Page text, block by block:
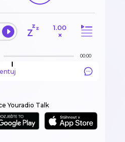
1.00
×
00:00
Youradio Talk